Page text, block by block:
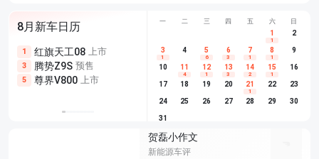
8月新车日历
1 红旗天工08 上市
3 腾势Z9S 预售
5 尊界V800 上市
尊界V680 上市
享界G9 预售
别克至境L7 预售
埃安
长城H10
深蓝S05
一 二 三 四 五 六 日
1
1
2
3
1
4 5
6
6
3
7
1
8
1
9
10 11
4
12
1
13
3
14
2
15
1
16
17 18 19 20 21
1
22 23
24 25 26 27 28 29 30
31
贺磊小作文
新能源车评